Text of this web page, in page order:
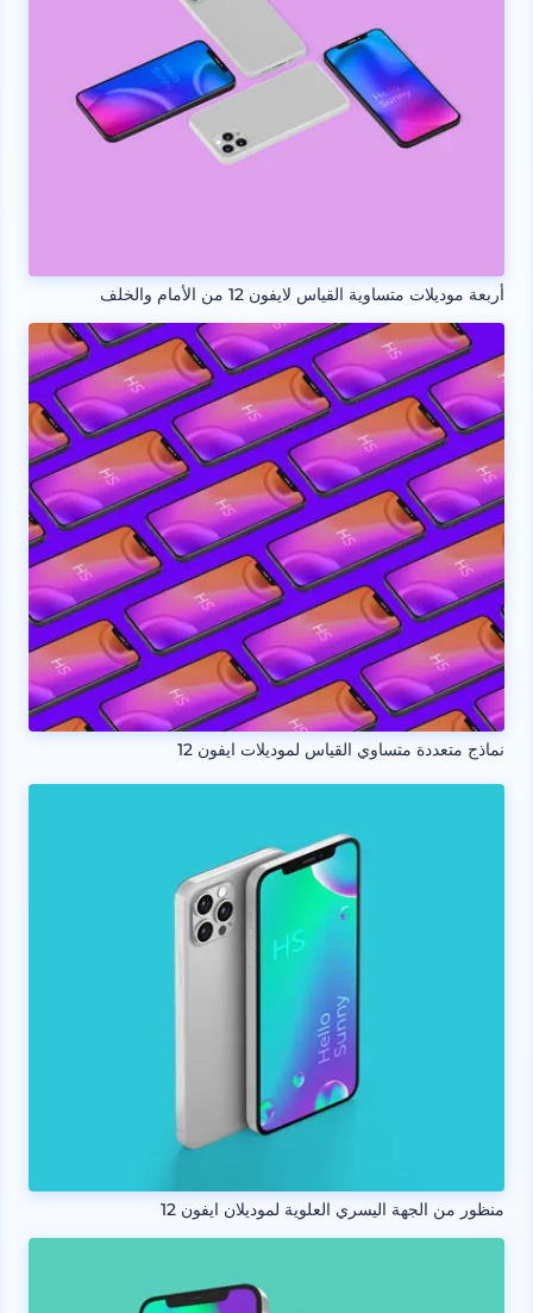
أربعة موديلات متساوية القياس لايفون 12 من الأمام والخلف
نماذج متعددة متساوي القياس لموديلات ايفون 12
منظور من الجهة اليسري العلوية لموديلان ايفون 12